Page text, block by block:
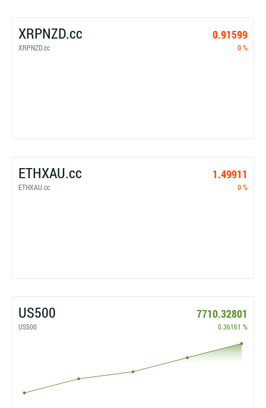
XRPNZD.cc 0.91599
XRPNZD.cc 0 %
ETHXAU.cc 1.49911
ETHXAU.cc 0 %
US500 7710.32801
US500 0.36161 %